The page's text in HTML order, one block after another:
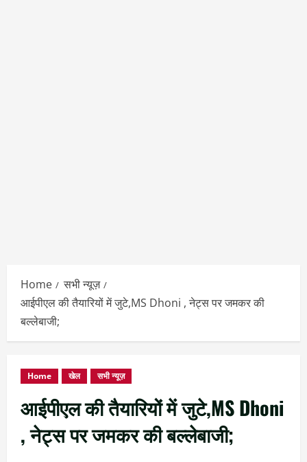
Home
सभी न्यूज़
आईपीएल की तैयारियों में जुटे,MS Dhoni , नेट्स पर जमकर की
बल्लेबाजी;
Home खेल सभी न्यूज़
आईपीएल की तैयारियों में जुटे,MS Dhoni
, नेट्स पर जमकर की बल्लेबाजी;